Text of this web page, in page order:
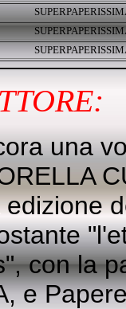
una
con la
e